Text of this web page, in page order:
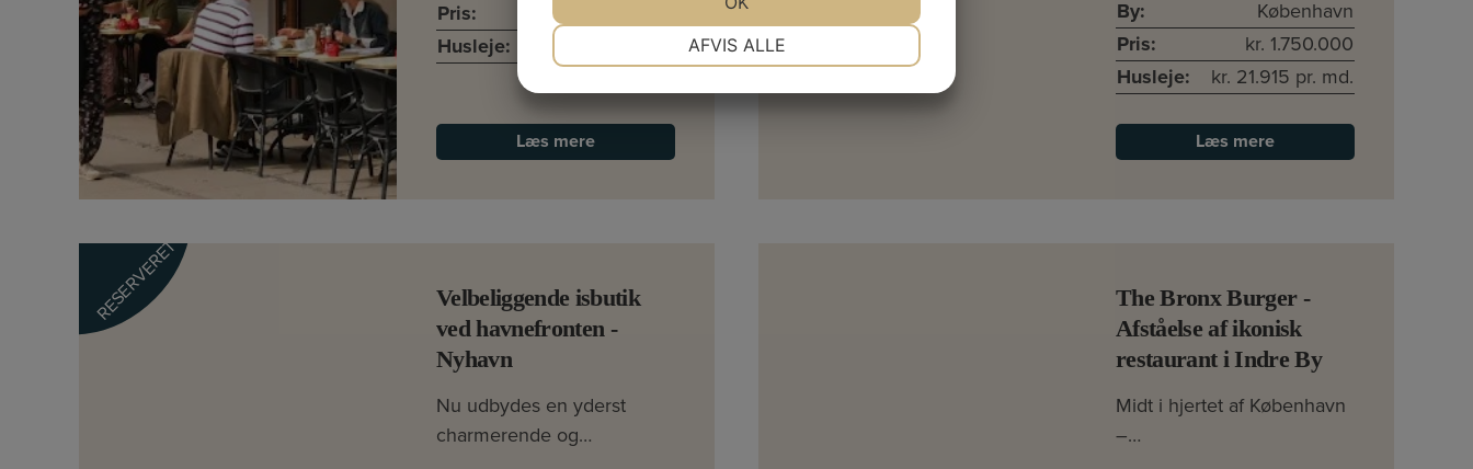
Pris:
Husleje:
Læs mere
By:
København
Pris:
kr. 1.750.000
Husleje:
kr. 21.915 pr. md.
Læs mere
RESERVERET
Velbeliggende isbutik
ved havnefronten -
Nyhavn
Nu udbydes en yderst
charmerende og…
The Bronx Burger -
Afståelse af ikonisk
restaurant i Indre By
Midt i hjertet af København
–…
AFVIS ALLE